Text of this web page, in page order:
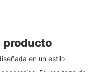
producto
en un estilo